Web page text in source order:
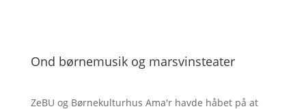
Ond børnemusik og marsvinsteater
ZeBU og Børnekulturhus Ama'r havde håbet på at